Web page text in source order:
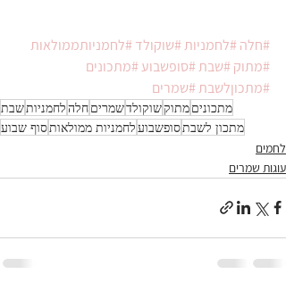
#חלה#לחמניות#שוקולד#לחמניותממולאות
#מתוק#שבת#סופשבוע#מתכונים
#מתכוןלשבת#שמרים
מתכוניםמתוקשוקולדשמריםחלהלחמניותשבת
מתכון לשבתסופשבועלחמניות ממולאותסוף שבוע
לחמים
עוגות שמרים